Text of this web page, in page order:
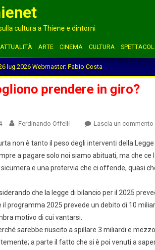
cultura a Thiene e dintorni
ATTUALITÀ ARTE CINEMA CULTURA
lug.2026 Webmaster: Fabio Costa
prendere in giro?
Ferdinando Offelli Lascia un commento
non è tanto il peso degli interventi della
a pagare solo noi siamo abituati, ma che
sicumera e una protervia che ci offende, quasi
che la legge di bilancio per il 2025
il programma 2025 prevede un debito di 10
motivo di cui vantarsi.
sarebbe riuscito a spillare 3 miliardi e
a parte il fatto che si è poi venuti a